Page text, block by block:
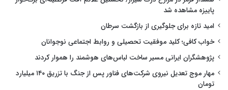
پاییزه مشاهده شد
امید تازه برای جلوگیری از بازگشت سرطان
خواب کافی؛ کلید موفقیت تحصیلی و روابط اجتماعی نوجوانان
پژوهشگران ایرانی مسیر ساخت لباس‌های هوشمند را هموار کردند
مهار موج تعدیل نیروی شرکت‌های فناور پس از جنگ با تزریق ۱۴۰ میلیارد
تومان